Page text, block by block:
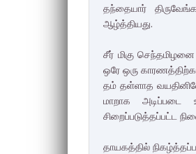
தந்தையார்
ஆழ்த்தியது.
சீர் மிகு
ஒரே ஒரு
தம் தள்ளாத
மாறாக அடிப்படை
சிறைப்படுத்தப்பட்ட
தாயகத்தில்